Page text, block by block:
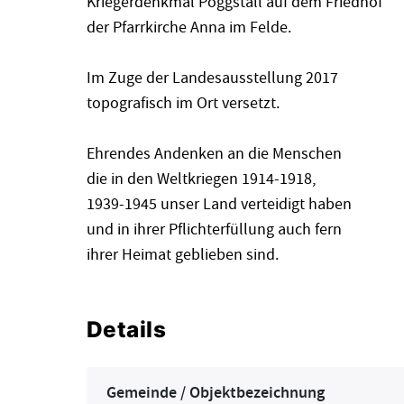
der Pfarrkirche Anna im Felde.
Im Zuge der Landesausstellung 2017
topografisch im Ort versetzt.
Ehrendes Andenken an die Menschen
die in den Weltkriegen 1914-1918,
1939-1945 unser Land verteidigt haben
und in ihrer Pflichterfüllung auch fern
ihrer Heimat geblieben sind.
Details
Gemeinde / Objektbezeichnung